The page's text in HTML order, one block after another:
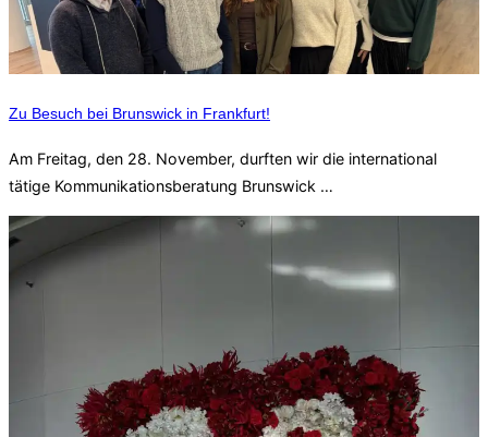
Zu Besuch bei Brunswick in Frankfurt!
Am Freitag, den 28. November, durften wir die international
tätige Kommunikationsberatung Brunswick …